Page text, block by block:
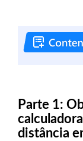
Parte 1:
distância